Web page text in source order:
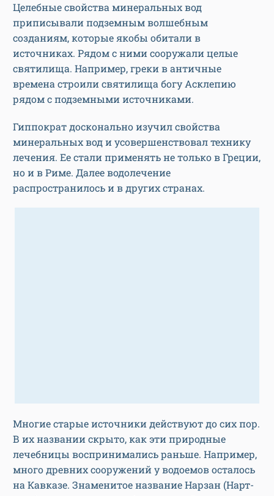
Целебные свойства минеральных вод
приписывали подземным волшебным
созданиям, которые якобы обитали в
источниках. Рядом с ними сооружали целые
святилища. Например, греки в античные
времена строили святилища богу Асклепию
рядом с подземными источниками.
Гиппократ досконально изучил свойства
минеральных вод и усовершенствовал технику
лечения. Ее стали применять не только в Греции,
но и в Риме. Далее водолечение
распространилось и в других странах.
Многие старые источники действуют до сих пор.
В их названии скрыто, как эти природные
лечебницы воспринимались раньше. Например,
много древних сооружений у водоемов осталось
на Кавказе. Знаменитое название Нарзан (Нарт-